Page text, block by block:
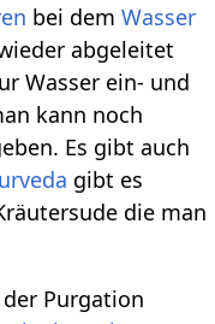
bei demWasser
abgeleitet
Wasser ein- und
kann noch
Es gibt auch
gibt es
die man
Purgation